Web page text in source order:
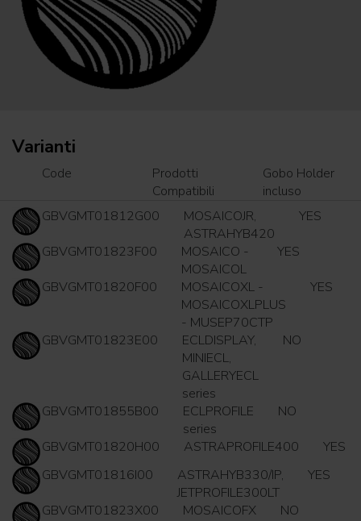
Varianti
Code
Prodotti
Compatibili
Gobo Holder
incluso
GBVGMT01812G00
MOSAICOJR,
ASTRAHYB420
YES
GBVGMT01823F00
MOSAICO -
MOSAICOL
YES
GBVGMT01820F00
MOSAICOXL -
MOSAICOXLPLUS
- MUSEP70CTP
YES
GBVGMT01823E00
ECLDISPLAY,
MINIECL,
GALLERYECL
series
NO
GBVGMT01855B00
ECLPROFILE
series
NO
GBVGMT01820H00
ASTRAPROFILE400
YES
GBVGMT01816I00
ASTRAHYB330/IP,
JETPROFILE300LT
YES
GBVGMT01823X00
MOSAICOFX
NO